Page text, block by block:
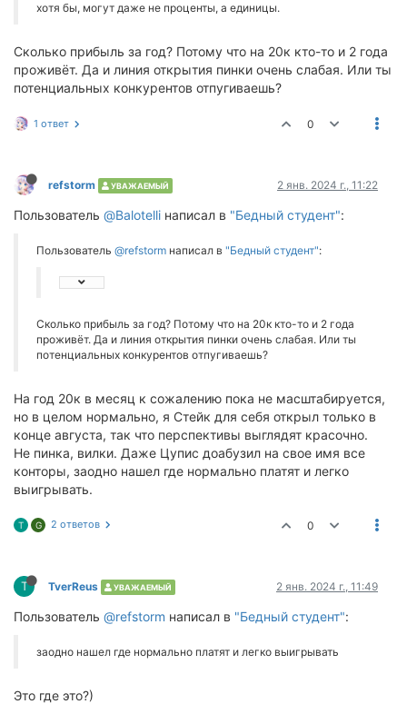
хотя бы, могут даже не проценты, а единицы.
Сколько прибыль за год? Потому что на 20к кто-то и 2 года
проживёт. Да и линия открытия пинки очень слабая. Или ты
потенциальных конкурентов отпугиваешь?
1 ответ 0
refstorm УВАЖАЕМЫЙ 2 янв. 2024 г., 11:22
Пользователь @Balotelli написал в "Бедный студент":
Пользователь @refstorm написал в "Бедный студент":
Сколько прибыль за год? Потому что на 20к кто-то и 2 года
проживёт. Да и линия открытия пинки очень слабая. Или ты
потенциальных конкурентов отпугиваешь?
На год 20к в месяц к сожалению пока не масштабируется,
но в целом нормально, я Стейк для себя открыл только в
конце августа, так что перспективы выглядят красочно.
Не пинка, вилки. Даже Цупис доабузил на свое имя все
конторы, заодно нашел где нормально платят и легко
выигрывать.
T G 2 ответов 0
T TverReus УВАЖАЕМЫЙ 2 янв. 2024 г., 11:49
Пользователь @refstorm написал в "Бедный студент":
заодно нашел где нормально платят и легко выигрывать
Это где это?)